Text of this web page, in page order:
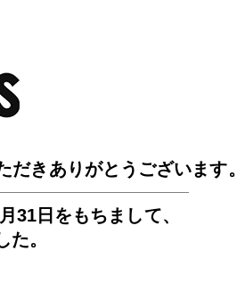
だきありがとうございます。
31日をもちまして、
。